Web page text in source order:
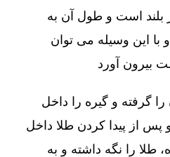
بلند است و طول آن به
این وسیله می توان
بیرون آورد
گرفته و گیره را داخل
پس از پیدا کردن طلا داخل
طلا را نگه داشته و به